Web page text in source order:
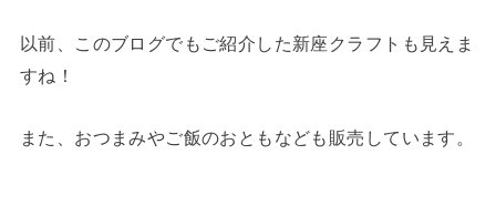
以前、このブログでもご紹介した新座クラフトも見えま
すね！
また、おつまみやご飯のおともなども販売しています。